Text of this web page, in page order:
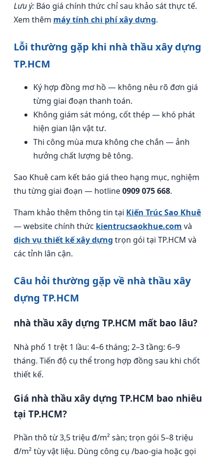
Lưu ý: Báo giá chính thức chỉ sau khảo sát thực tế.
Xem thêm máy tính chi phí xây dựng.
Lỗi thường gặp khi nhà thầu xây dựng
TP.HCM
Ký hợp đồng mơ hồ — không nêu rõ đơn giá
từng giai đoạn thanh toán.
Không giám sát móng, cốt thép — khó phát
hiện gian lận vật tư.
Thi công mùa mưa không che chắn — ảnh
hưởng chất lượng bê tông.
Sao Khuê cam kết báo giá theo hạng mục, nghiệm
thu từng giai đoạn — hotline0909 075 668.
Tham khảo thêm thông tin tại Kiến Trúc Sao Khuê
— website chính thức kientrucsaokhue.com và
dịch vụ thiết kế xây dựng trọn gói tại TP.HCM và
các tỉnh lân cận.
Câu hỏi thường gặp về nhà thầu xây
dựng TP.HCM
nhà thầu xây dựng TP.HCM mất bao lâu?
Nhà phố 1 trệt 1 lầu: 4–6 tháng; 2–3 tầng: 6–9
tháng. Tiến độ cụ thể trong hợp đồng sau khi chốt
thiết kế.
Giá nhà thầu xây dựng TP.HCM bao nhiêu
tại TP.HCM?
Phần thô từ 3,5 triệu đ/m² sàn; trọn gói 5–8 triệu
đ/m² tùy vật liệu. Dùng công cụ /bao-gia hoặc gọi